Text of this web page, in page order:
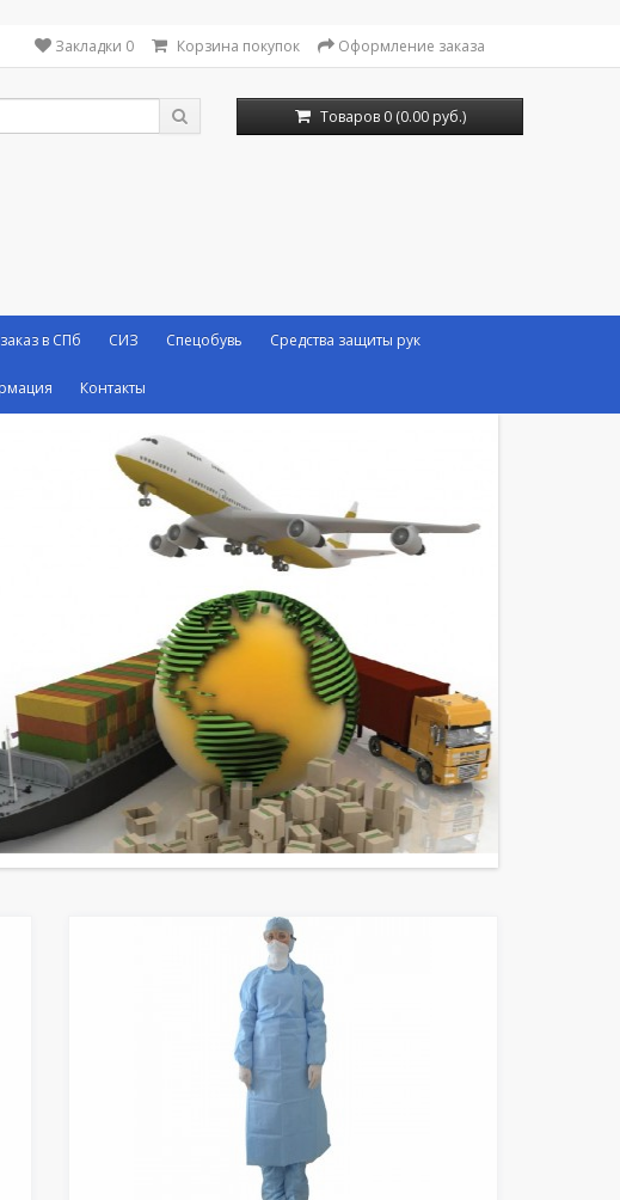
Закладки 0 Корзина покупок Оформление заказа
Товаров 0 (0.00 руб.)
в СПб СИЗ Спецобувь Средства защиты рук
Контакты